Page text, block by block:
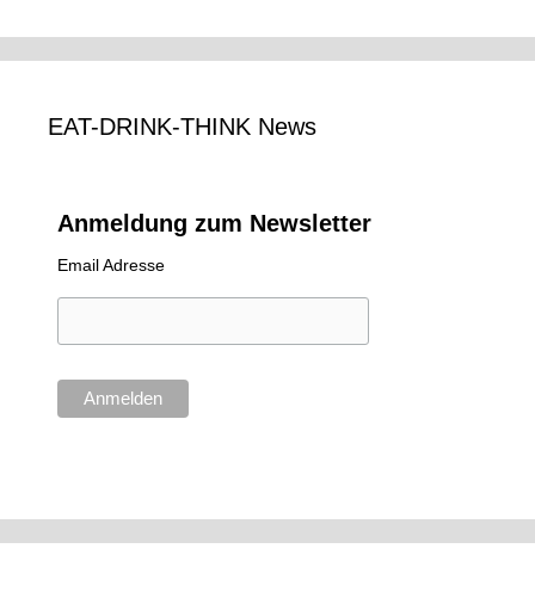
EAT-DRINK-THINK News
Anmeldung zum Newsletter
Email Adresse